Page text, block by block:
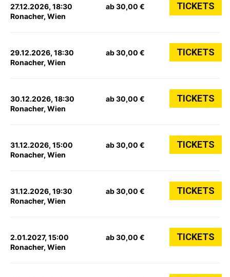
27.12.2026, 18:30
Ronacher, Wien
ab 30,00 € TICKETS
29.12.2026, 18:30
Ronacher, Wien
ab 30,00 € TICKETS
30.12.2026, 18:30
Ronacher, Wien
ab 30,00 € TICKETS
31.12.2026, 15:00
Ronacher, Wien
ab 30,00 € TICKETS
31.12.2026, 19:30
Ronacher, Wien
ab 30,00 € TICKETS
2.01.2027, 15:00
Ronacher, Wien
ab 30,00 € TICKETS